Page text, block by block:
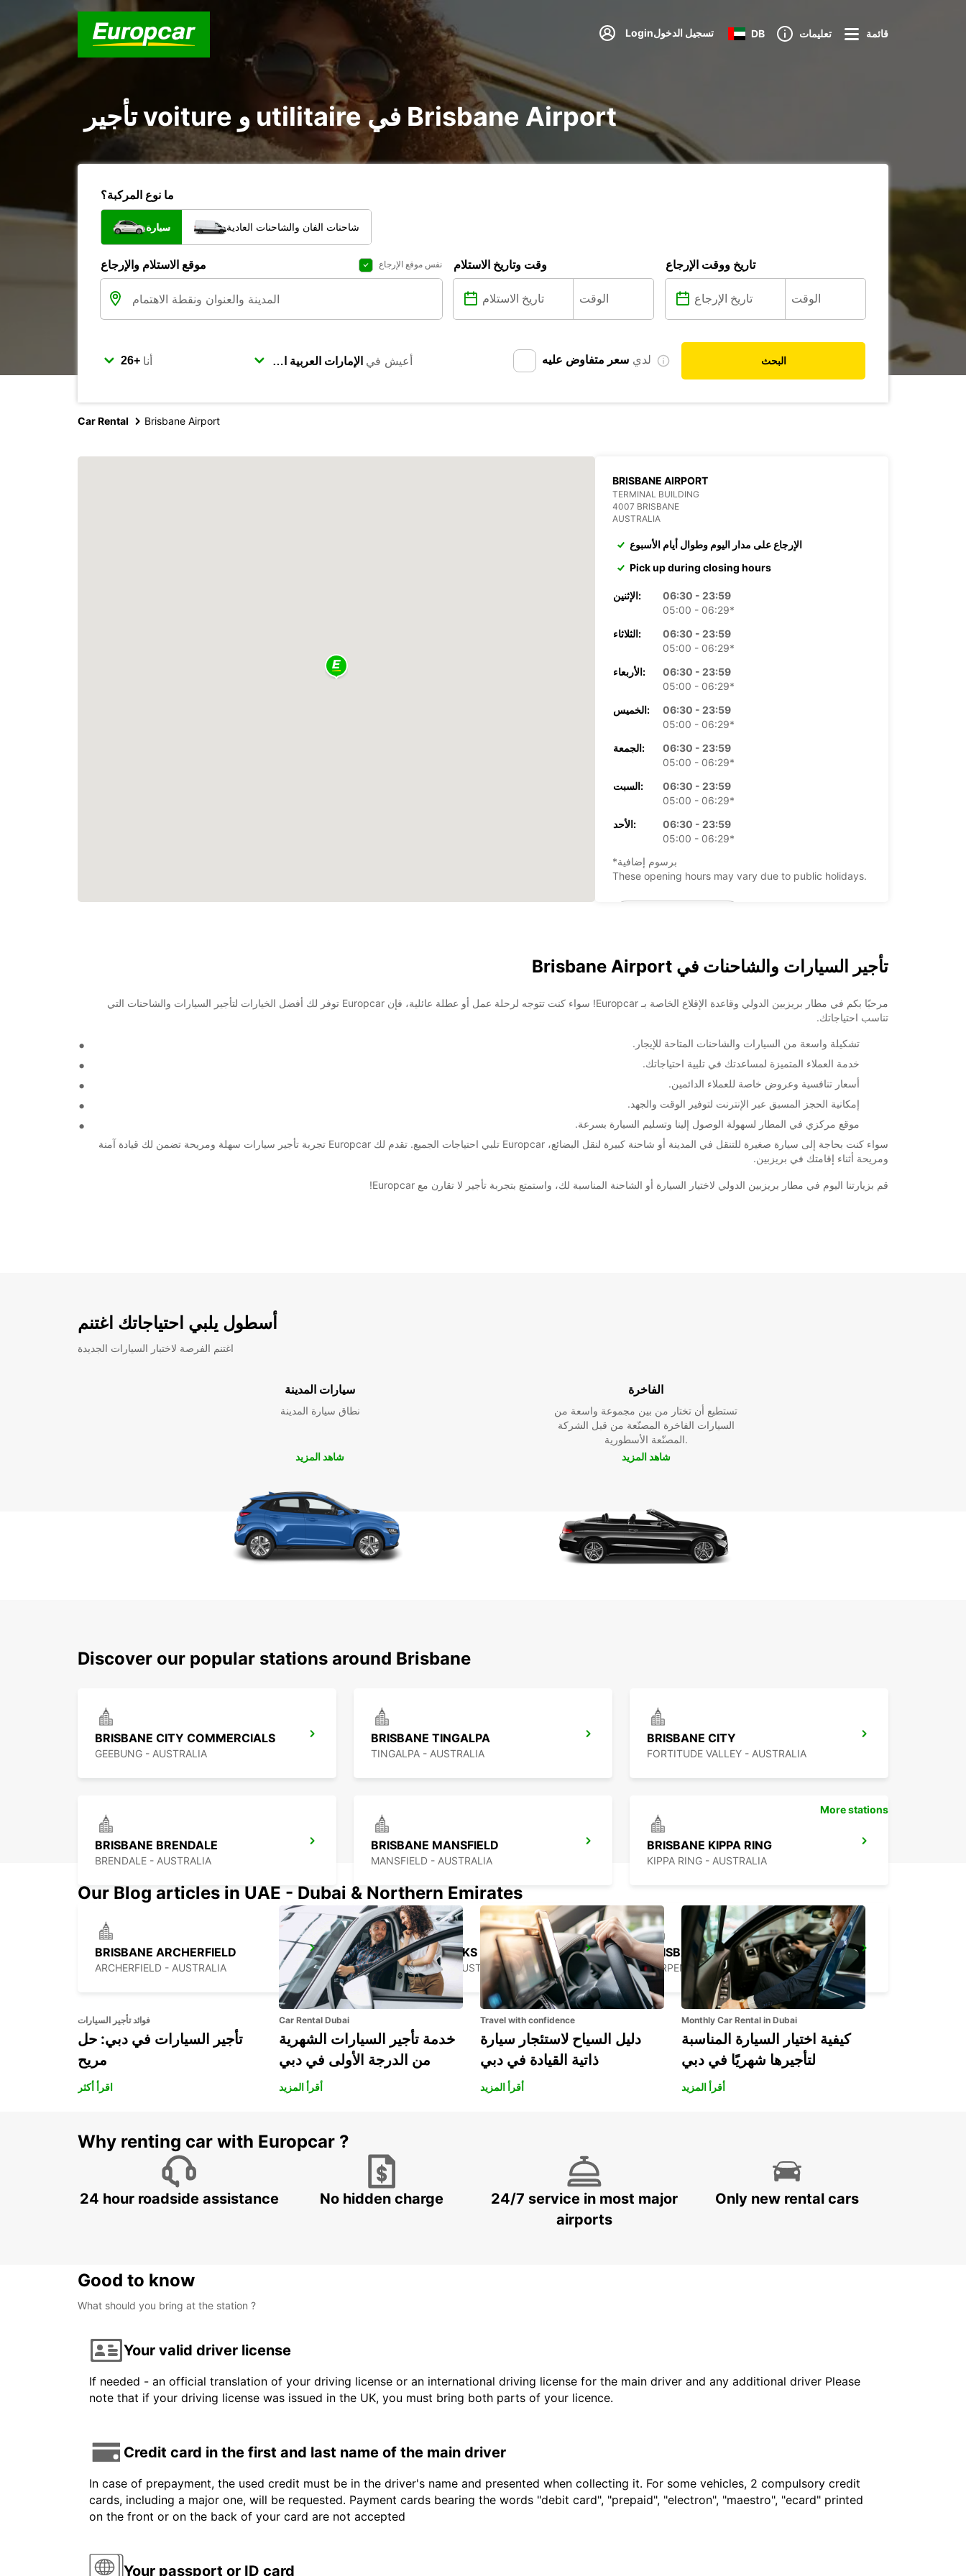
Loginتسجيل الدخول DB تعليمات قائمة
تأجير voiture و utilitaire في Brisbane Airport
ما نوع المركبة؟
سيارة شاحنات الفان والشاحنات العادية
موقع الاستلام والإرجاع نفس موقع الإرجاع وقت وتاريخ الاستلام تاريخ ووقت الإرجاع
أنا أعيش في لدي سعر متفاوض عليه البحث
Car Rental Brisbane Airport
BRISBANE AIRPORT
TERMINAL BUILDING
4007 BRISBANE
AUSTRALIA
الإرجاع على مدار اليوم وطوال أيام الأسبوع
Pick up during closing hours
الإثنين:
06:30 - 23:59
05:00 - 06:29*
الثلاثاء:
06:30 - 23:59
05:00 - 06:29*
الأربعاء:
06:30 - 23:59
05:00 - 06:29*
الخميس:
06:30 - 23:59
05:00 - 06:29*
الجمعة:
06:30 - 23:59
05:00 - 06:29*
السبت:
06:30 - 23:59
05:00 - 06:29*
الأحد:
06:30 - 23:59
05:00 - 06:29*
*برسوم إضافية
These opening hours may vary due to public holidays.
تأجير السيارات والشاحنات في Brisbane Airport
مرحبًا بكم في مطار بريزبين الدولي وقاعدة الإقلاع الخاصة بـ Europcar! سواء كنت تتوجه لرحلة عمل أو عطلة عائلية، فإن Europcar توفر لك أفضل الخيارات لتأجير السيارات والشاحنات التي
تناسب احتياجاتك.
تشكيلة واسعة من السيارات والشاحنات المتاحة للإيجار.
خدمة العملاء المتميزة لمساعدتك في تلبية احتياجاتك.
أسعار تنافسية وعروض خاصة للعملاء الدائمين.
إمكانية الحجز المسبق عبر الإنترنت لتوفير الوقت والجهد.
موقع مركزي في المطار لسهولة الوصول إلينا وتسليم السيارة بسرعة.
سواء كنت بحاجة إلى سيارة صغيرة للتنقل في المدينة أو شاحنة كبيرة لنقل البضائع، Europcar تلبي احتياجات الجميع. تقدم لك Europcar تجربة تأجير سيارات سهلة ومريحة تضمن لك قيادة آمنة
ومريحة أثناء إقامتك في بريزبين.
قم بزيارتنا اليوم في مطار بريزبين الدولي لاختيار السيارة أو الشاحنة المناسبة لك، واستمتع بتجربة تأجير لا تقارن مع Europcar!
أسطول يلبي احتياجاتك اغتنم
اغتنم الفرصة لاختبار السيارات الجديدة
سيارات المدينة
نطاق سيارة المدينة
شاهد المزيد
الفاخرة
تستطيع أن تختار من بين مجموعة واسعة من
السيارات الفاخرة المصنّعة من قبل الشركة
المصنّعة الأسطورية.
شاهد المزيد
Discover our popular stations around Brisbane
BRISBANE CITY COMMERCIALS
GEEBUNG - AUSTRALIA
BRISBANE TINGALPA
TINGALPA - AUSTRALIA
BRISBANE CITY
FORTITUDE VALLEY - AUSTRALIA
BRISBANE BRENDALE
BRENDALE - AUSTRALIA
BRISBANE MANSFIELD
MANSFIELD - AUSTRALIA
BRISBANE KIPPA RING
KIPPA RING - AUSTRALIA
BRISBANE ARCHERFIELD
ARCHERFIELD - AUSTRALIA
BRISBANE SLACKS CREEK
SLACKS CREEK - AUSTRALIA
BRISBANE BURPENGARY
BURPENGARY - AUSTRALIA
More stations
Our Blog articles in UAE - Dubai & Northern Emirates
فوائد تأجير السيارات
تأجير السيارات في دبي: حل
مريح
اقرأ أكثر
Car Rental Dubai
خدمة تأجير السيارات الشهرية
من الدرجة الأولى في دبي
أقرأ المزيد
Travel with confidence
دليل السياح لاستئجار سيارة
ذاتية القيادة في دبي
أقرأ المزيد
Monthly Car Rental in Dubai
كيفية اختيار السيارة المناسبة
لتأجيرها شهريًا في دبي
أقرأ المزيد
Why renting car with Europcar ?
24 hour roadside assistance No hidden charge
24/7 service in most major
airports
Only new rental cars
Good to know
What should you bring at the station ?
Your valid driver license
If needed - an official translation of your driving license or an international driving license for the main driver and any additional driver Please
note that if your driving license was issued in the UK, you must bring both parts of your licence.
Credit card in the first and last name of the main driver
In case of prepayment, the used credit must be in the driver's name and presented when collecting it. For some vehicles, 2 compulsory credit
cards, including a major one, will be requested. Payment cards bearing the words "debit card", "prepaid", "electron", "maestro", "ecard" printed
on the front or on the back of your card are not accepted
Your passport or ID card